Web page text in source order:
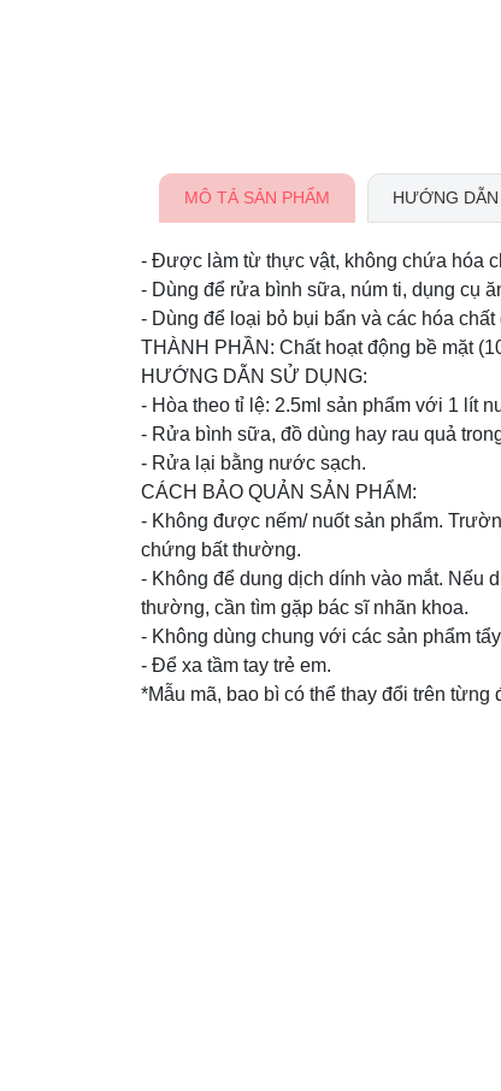
MÔ TẢ SẢN PHẨM HƯỚNG
- Được làm từ thực vật, không chứa hóa
- Dùng để rửa bình sữa, núm ti, dụng cụ
- Dùng để loại bỏ bụi bẩn và các hóa
THÀNH PHẦN: Chất hoạt động bề mặt
HƯỚNG DẪN SỬ DỤNG:
- Hòa theo tỉ lệ: 2.5ml sản phẩm với 1 lít
- Rửa bình sữa, đồ dùng hay rau quả
- Rửa lại bằng nước sạch.
CÁCH BẢO QUẢN SẢN PHẨM:
- Không được nếm/ nuốt sản phẩm.
chứng bất thường.
- Không để dung dịch dính vào mắt. Nếu
thường, cần tìm gặp bác sĩ nhãn khoa.
- Không dùng chung với các sản phẩm
- Để xa tầm tay trẻ em.
*Mẫu mã, bao bì có thể thay đổi trên từng